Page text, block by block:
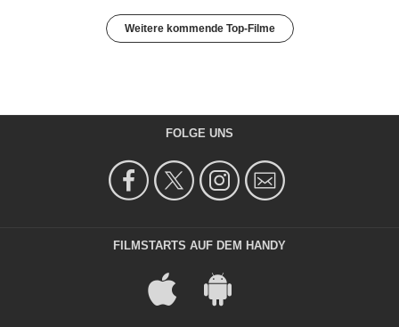
Weitere kommende Top-Filme
FOLGE UNS
FILMSTARTS AUF DEM HANDY